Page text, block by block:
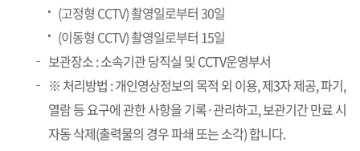
(고정형 CCTV) 촬영일로부터 30일
(이동형 CCTV) 촬영일로부터 15일
보관장소 : 소속기관 당직실 및 CCTV운영부서
※ 처리방법 : 개인영상정보의 목적 외 이용, 제3자 제공, 파기,
열람 등 요구에 관한 사항을 기록·관리하고, 보관기간 만료 시
자동 삭제(출력물의 경우 파쇄 또는 소각) 합니다.